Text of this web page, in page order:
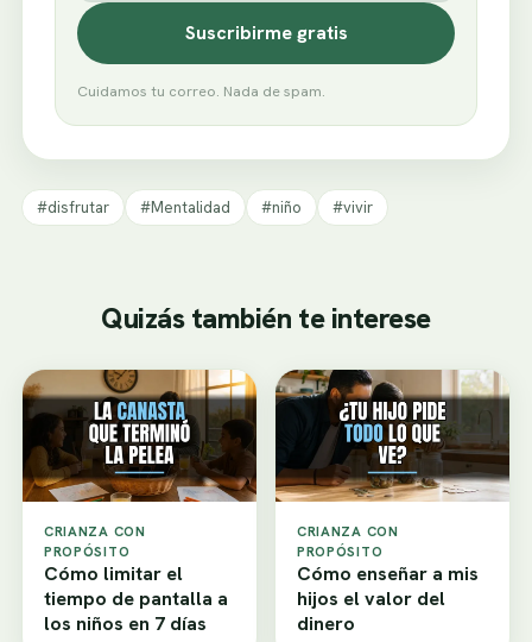
Suscribirme gratis
Cuidamos tu correo. Nada de spam.
#disfrutar #Mentalidad #niño #vivir
Quizás también te interese
CRIANZA CON
PROPÓSITO
Cómo limitar el
tiempo de pantalla a
los niños en 7 días
CRIANZA CON
PROPÓSITO
Cómo enseñar a mis
hijos el valor del
dinero